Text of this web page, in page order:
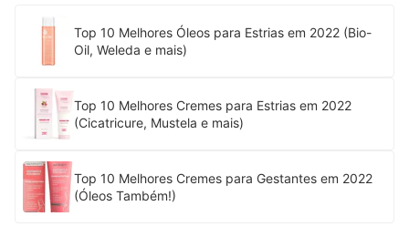
Top 10 Melhores Óleos para Estrias em 2022 (Bio-
Oil, Weleda e mais)
Top 10 Melhores Cremes para Estrias em 2022
(Cicatricure, Mustela e mais)
Top 10 Melhores Cremes para Gestantes em 2022
(Óleos Também!)